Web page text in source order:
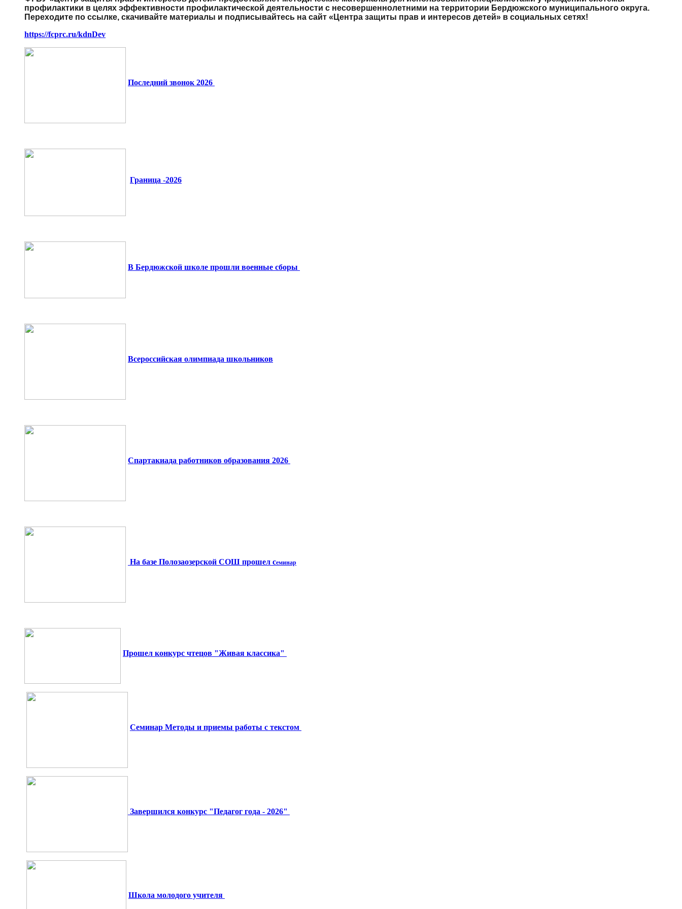
профилактики в целях эффективности профилактической деятельности с несовершеннолетними на территории Бердюжского муниципального округа.
Переходите по ссылке, скачивайте материалы и подписывайтесь на сайт «Центра защиты прав и интересов детей» в социальных сетях!
https://fcprc.ru/kdnDev
Последний звонок 2026
Граница -2026
В Бердюжской школе прошли военные сборы
Всероссийская олимпиада школьников
Спартакиада работников образования 2026
На базе Полозаозерской СОШ прошел семинар
Прошел конкурс чтецов "Живая классика"
Семинар Методы и приемы работы с текстом
Завершился конкурс "Педагог года - 2026"
Школа молодого учителя